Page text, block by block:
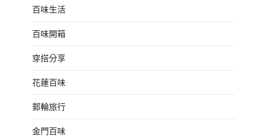
百味生活
百味開箱
穿搭分享
花蓮百味
郵輪旅行
金門百味